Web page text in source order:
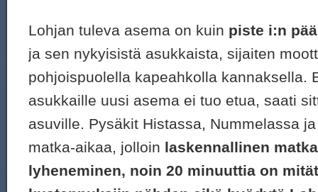
Lohjan tuleva asema on kuin piste i:n
ja sen nykyisistä asukkaista, sijaiten
pohjoispuolella kapeahkolla kannaksella.
asukkaille uusi asema ei tuo etua, saati
asuville. Pysäkit Histassa, Nummelassa
matka-aikaa, jolloin laskennallinen
lyheneminen, noin 20 minuuttia on